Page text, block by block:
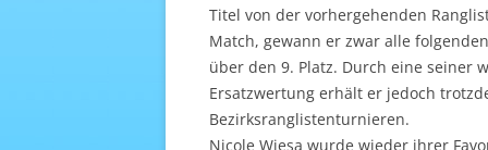
Titel von der vorhergehenden
Match, gewann er zwar alle
über den 9. Platz. Durch eine seiner
Ersatzwertung erhält er jedoch
Bezirksranglistenturnieren.
Nicole Wiesa wurde wieder ihrer